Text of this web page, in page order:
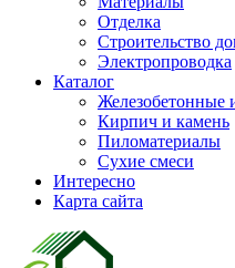
Отделка
Строительство
Электропроводка
Каталог
Железобетонные
Кирпич и камень
Пиломатериалы
Сухие смеси
Интересно
Карта сайта